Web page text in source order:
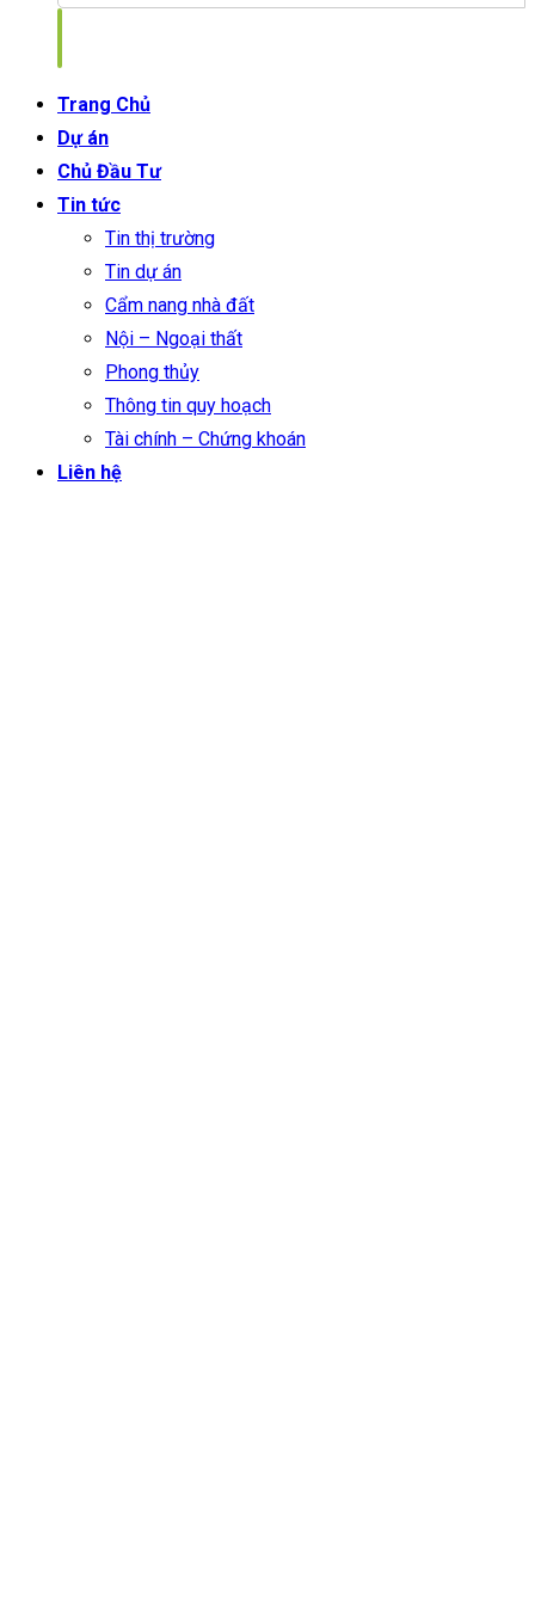
Trang Chủ
Dự án
Chủ Đầu Tư
Tin tức
Tin thị trường
Tin dự án
Cẩm nang nhà đất
Nội – Ngoại thất
Phong thủy
Thông tin quy hoạch
Tài chính – Chứng khoán
Liên hệ